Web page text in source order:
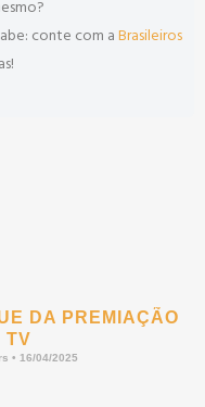
DA PREMIAÇÃO
TV
16/04/2025
conte com aBrasileiros